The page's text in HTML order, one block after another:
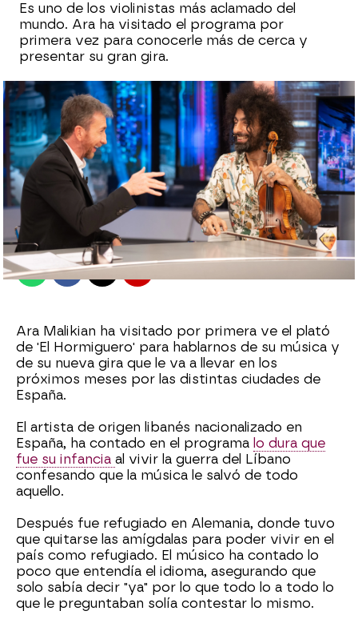
Es uno de los violinistas más aclamado del
mundo. Ara ha visitado el programa por
primera vez para conocerle más de cerca y
presentar su gran gira.
El Hormiguero
Madrid
Publicado:07 de diciembre de 2022, 08:04
WhatsappFacebook
X Flipboard
Ara Malikian ha visitado por primera ve el plató
de 'El Hormiguero' para hablarnos de su música y
de su nueva gira que le va a llevar en los
próximos meses por las distintas ciudades de
España.
El artista de origen libanés nacionalizado en
España, ha contado en el programa lo dura que
fue su infancia al vivir la guerra del Líbano
confesando que la música le salvó de todo
aquello.
Después fue refugiado en Alemania, donde tuvo
que quitarse las amígdalas para poder vivir en el
país como refugiado. El músico ha contado lo
poco que entendía el idioma, asegurando que
solo sabía decir "ya" por lo que todo lo a todo lo
que le preguntaban solía contestar lo mismo.